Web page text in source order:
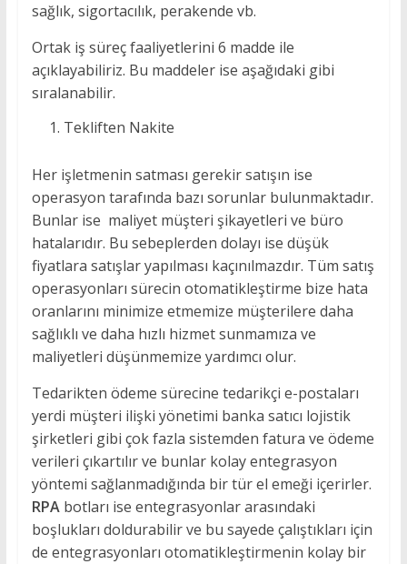
sağlık, sigortacılık, perakende vb.
Ortak iş süreç faaliyetlerini 6 madde ile
açıklayabiliriz. Bu maddeler ise aşağıdaki gibi
sıralanabilir.
Tekliften Nakite
Her işletmenin satması gerekir satışın ise
operasyon tarafında bazı sorunlar bulunmaktadır.
Bunlar ise maliyet müşteri şikayetleri ve büro
hatalarıdır. Bu sebeplerden dolayı ise düşük
fiyatlara satışlar yapılması kaçınılmazdır. Tüm satış
operasyonları sürecin otomatikleştirme bize hata
oranlarını minimize etmemize müşterilere daha
sağlıklı ve daha hızlı hizmet sunmamıza ve
maliyetleri düşünmemize yardımcı olur.
Tedarikten ödeme sürecine tedarikçi e-postaları
yerdi müşteri ilişki yönetimi banka satıcı lojistik
şirketleri gibi çok fazla sistemden fatura ve ödeme
verileri çıkartılır ve bunlar kolay entegrasyon
yöntemi sağlanmadığında bir tür el emeği içerirler.
RPA botları ise entegrasyonlar arasındaki
boşlukları doldurabilir ve bu sayede çalıştıkları için
de entegrasyonları otomatikleştirmenin kolay bir